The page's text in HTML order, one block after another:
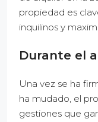
propiedad es
inquilinos y
Durante el
Una vez se ha
ha mudado, el
gestiones que